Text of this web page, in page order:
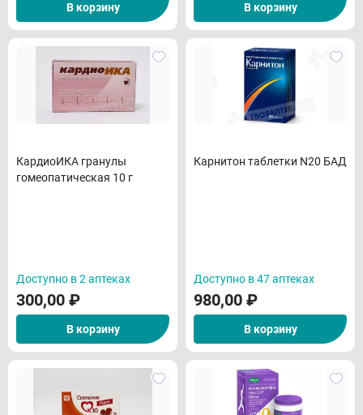
В корзину В корзину
КардиоИКА гранулы
гомеопатическая 10 г
Доступно в 2 аптеках
300,00 ₽
В корзину
Карнитон таблетки N20 БАД
Доступно в 47 аптеках
980,00 ₽
В корзину